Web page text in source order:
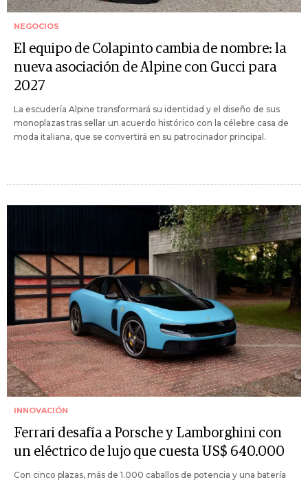
NEGOCIOS
El equipo de Colapinto cambia de nombre: la
nueva asociación de Alpine con Gucci para
2027
La escudería Alpine transformará su identidad y el diseño de sus
monoplazas tras sellar un acuerdo histórico con la célebre casa de
moda italiana, que se convertirá en su patrocinador principal.
INNOVACIÓN
Ferrari desafía a Porsche y Lamborghini con
un eléctrico de lujo que cuesta US$ 640.000
Con cinco plazas, más de 1.000 caballos de potencia y una batería